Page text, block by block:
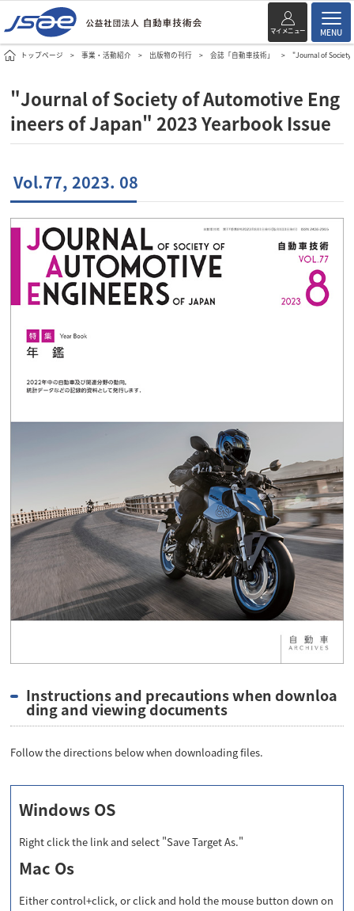
マイメニュー MENU
トップページ 事業・活動紹介 出版物の刊行 会誌「自動車技術」 "Journal of Society
"Journal of Society of Automotive Eng
ineers of Japan" 2023 Yearbook Issue
Vol.77, 2023. 08
Instructions and precautions when downloa
ding and viewing documents
Follow the directions below when downloading files.
Windows OS
Right click the link and select "Save Target As."
Mac Os
Either control+click, or click and hold the mouse button down on